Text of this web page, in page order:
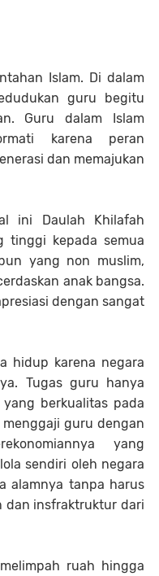
Islam. Di dalam
guru begitu
Guru dalam Islam
karena peran
dan memajukan
ini Daulah Khilafah
tinggi kepada semua
yang non muslim,
anak bangsa.
dengan sangat
hidup karena negara
Tugas guru hanya
berkualitas pada
guru dengan
yang
sendiri oleh negara
alamnya tanpa harus
dan insfraktruktur dari
ruah hingga